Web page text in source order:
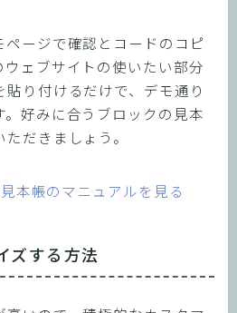
ージで確認とコードのコピ
ェブサイトの使いたい部分
り付けるだけで、デモ通り
好みに合うブロックの見本
だきましょう。
本帳のマニュアルを見る
ズする方法